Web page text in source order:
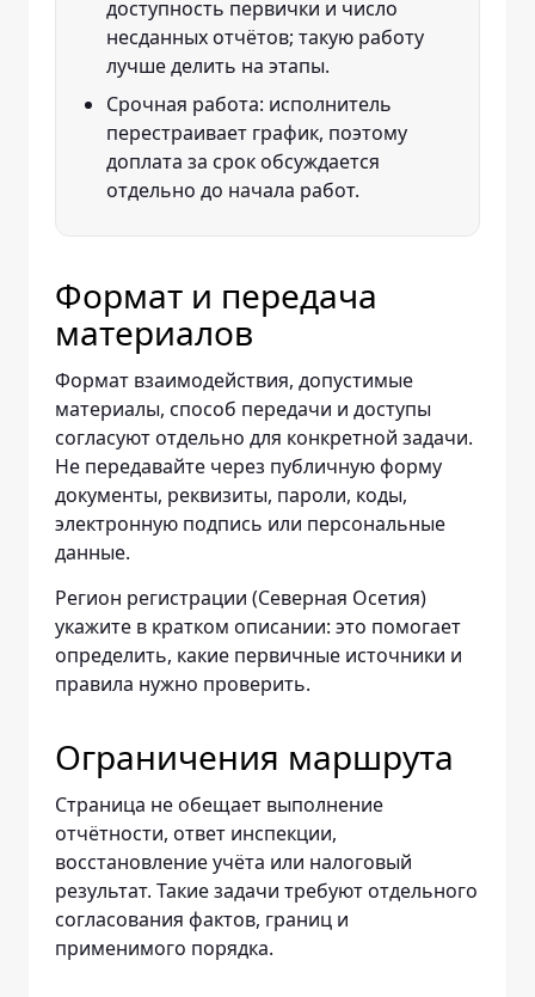
доступность первички и число
несданных отчётов; такую работу
лучше делить на этапы.
Срочная работа: исполнитель
перестраивает график, поэтому
доплата за срок обсуждается
отдельно до начала работ.
Формат и передача
материалов
Формат взаимодействия, допустимые
материалы, способ передачи и доступы
согласуют отдельно для конкретной задачи.
Не передавайте через публичную форму
документы, реквизиты, пароли, коды,
электронную подпись или персональные
данные.
Регион регистрации (Северная Осетия)
укажите в кратком описании: это помогает
определить, какие первичные источники и
правила нужно проверить.
Ограничения маршрута
Страница не обещает выполнение
отчётности, ответ инспекции,
восстановление учёта или налоговый
результат. Такие задачи требуют отдельного
согласования фактов, границ и
применимого порядка.